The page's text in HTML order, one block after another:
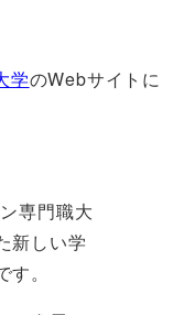
学のWebサイトに
専門職大
新しい学
。